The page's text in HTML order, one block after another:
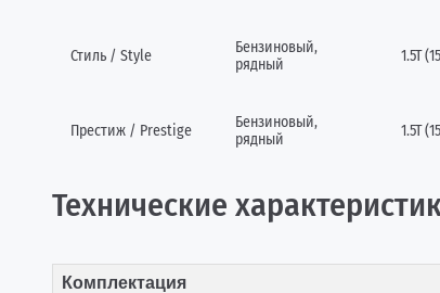
Стиль / Style
Бензиновый,
рядный
1.5T
Престиж / Prestige
Бензиновый,
рядный
1.5T
Технические
Комплектация